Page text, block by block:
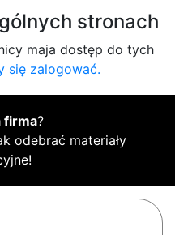
stronach
maja dostęp do tych
się zalogować.
firma?
odebrać materiały